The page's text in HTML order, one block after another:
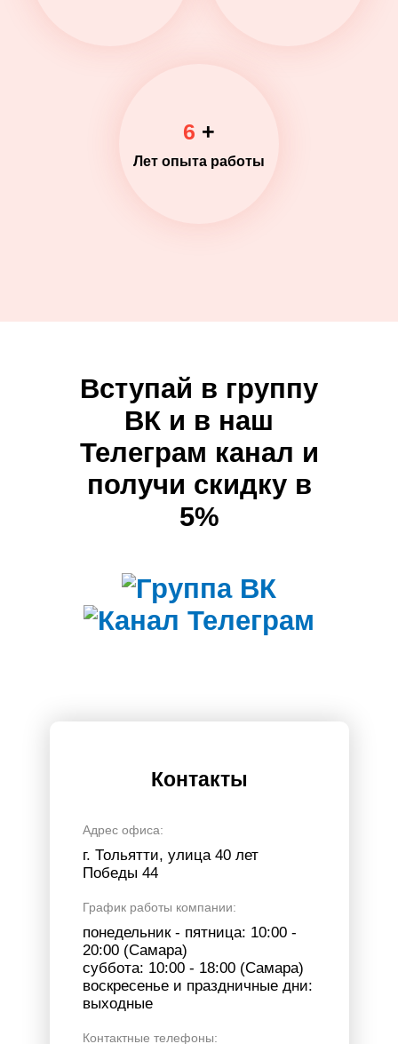
6 +
Лет опыта работы
Вступай в группу
ВК и в наш
Телеграм канал и
получи скидку в
5%
Контакты
Адрес офиса:
г. Тольятти, улица 40 лет
Победы 44
График работы компании:
понедельник - пятница: 10:00 -
20:00 (Самара)
суббота: 10:00 - 18:00 (Самара)
воскресенье и праздничные дни:
выходные
Контактные телефоны: